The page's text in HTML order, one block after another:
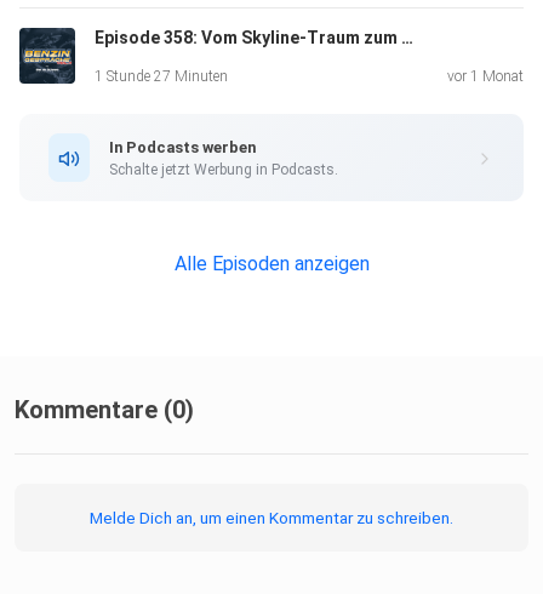
Episode 358: Vom Skyline-Traum zum Automotive-Connector mit Benny Heeg
1 Stunde 27 Minuten vor 1 Monat
In Podcasts werben
Schalte jetzt Werbung in Podcasts.
Alle Episoden anzeigen
Kommentare (0)
Melde Dich an, um einen Kommentar zu schreiben.